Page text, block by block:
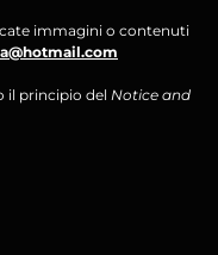
immagini o contenuti
il principio del Notice and